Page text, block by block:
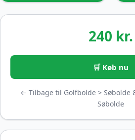
240 kr.
🛒 Køb nu
← Tilbage til Golfbolde > Søbolde
Søbolde